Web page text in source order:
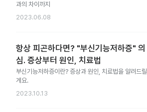
과의 차이까지
2023.06.08
항상 피곤하다면? "부신기능저하증" 의
심. 증상부터 원인, 치료법
부신기능저하증이란? 증상과 원인, 치료법을 알려드릴
게요.
2023.10.13